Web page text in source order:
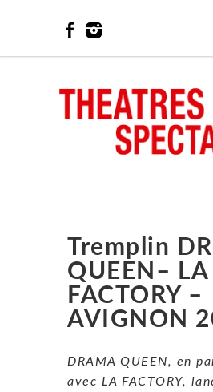
Tremplin
QUEEN– LA
FACTORY –
AVIGNON
DRAMA QUEEN, en
avec LA FACTORY,